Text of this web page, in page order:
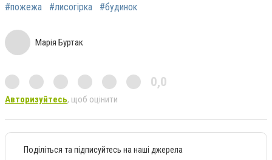
#пожежа #лисогірка #будинок
Марія Буртак
0,0
Авторизуйтесь, щоб оцінити
Поділіться та підписуйтесь на наші джерела